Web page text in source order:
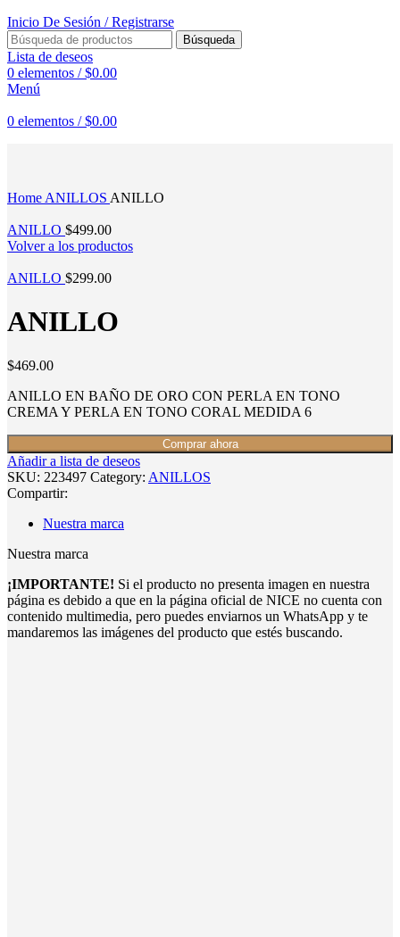
Inicio De Sesión / Registrarse
Búsqueda
Lista de deseos
0 elementos / $0.00
Menú
0 elementos / $0.00
Home ANILLOS ANILLO
ANILLO $499.00
Volver a los productos
ANILLO $299.00
ANILLO
$469.00
ANILLO EN BAÑO DE ORO CON PERLA EN TONO
CREMA Y PERLA EN TONO CORAL MEDIDA 6
Comprar ahora
Añadir a lista de deseos
SKU: 223497 Category: ANILLOS
Compartir:
Nuestra marca
Nuestra marca
¡IMPORTANTE! Si el producto no presenta imagen en nuestra
página es debido a que en la página oficial de NICE no cuenta con
contenido multimedia, pero puedes enviarnos un WhatsApp y te
mandaremos las imágenes del producto que estés buscando.